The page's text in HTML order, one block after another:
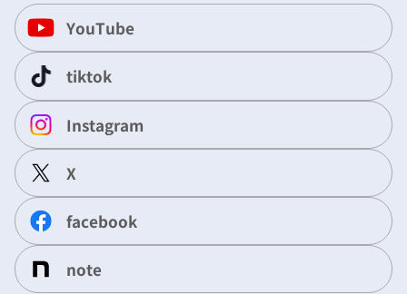
YouTube
tiktok
Instagram
X
facebook
note